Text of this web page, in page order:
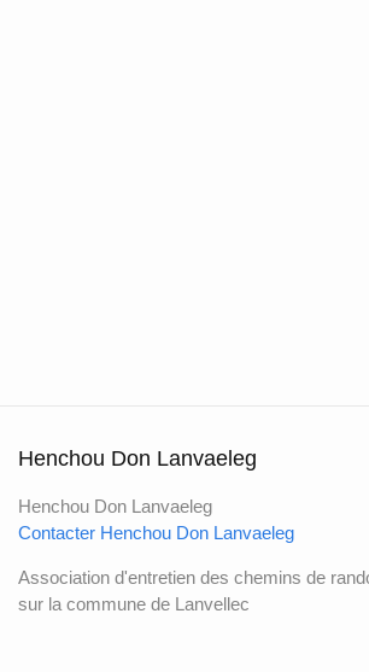
Henchou Don Lanvaeleg
Henchou Don Lanvaeleg
Contacter Henchou Don Lanvaeleg
Association d'entretien des chemins de
sur la commune de Lanvellec